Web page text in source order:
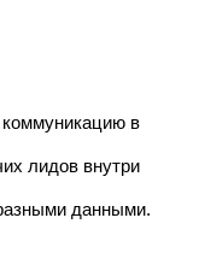
в
лидов внутри
данными.